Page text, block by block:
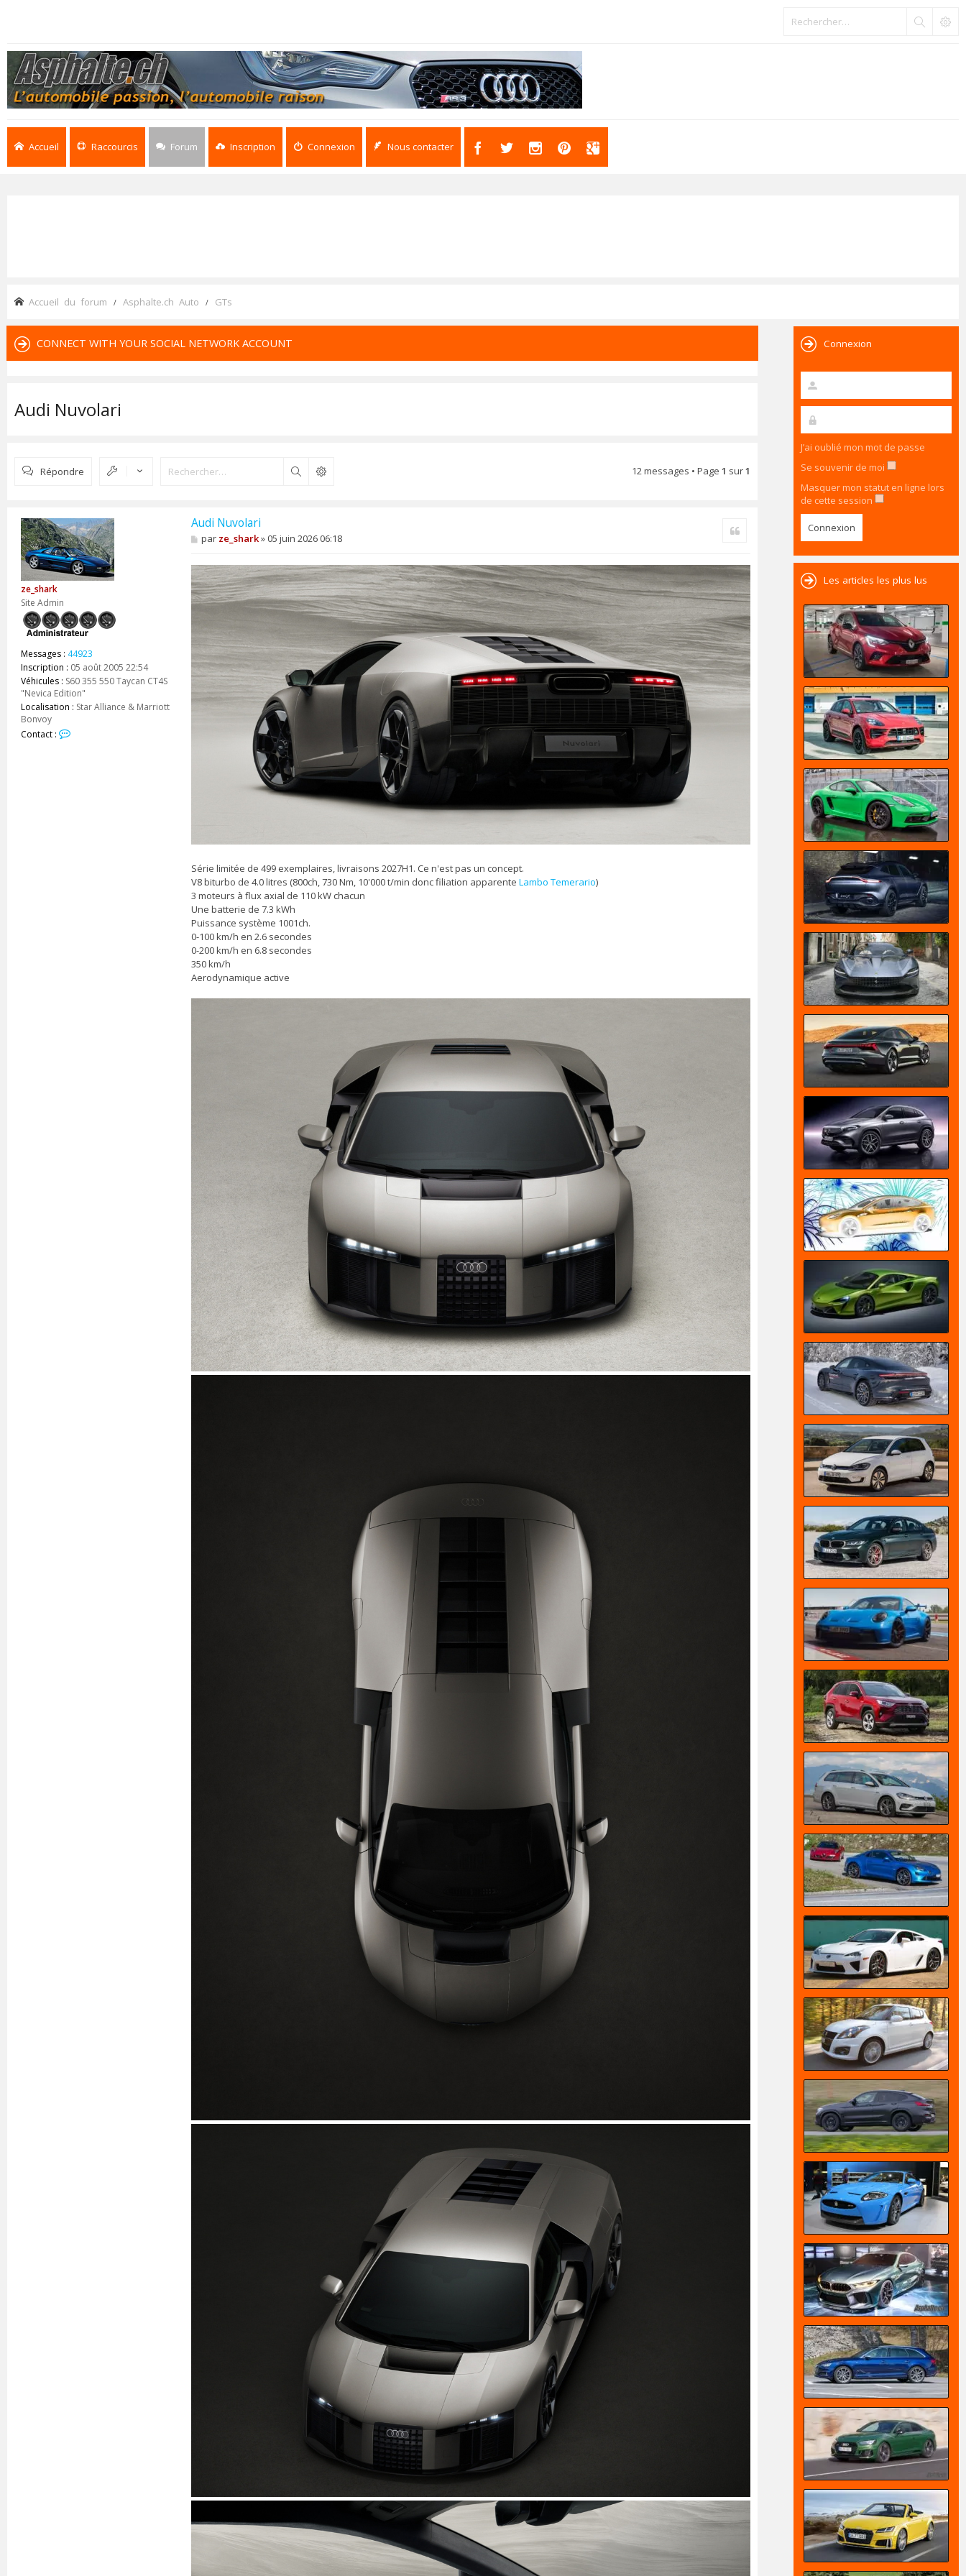
Accueil Raccourcis Forum Inscription Connexion Nous contacter
Accueil du forum Asphalte.ch Auto GTs
CONNECT WITH YOUR SOCIAL NETWORK ACCOUNT
Audi Nuvolari
Répondre Rechercher 12 messages • Page 1 sur1
ze_shark
Site Admin
Messages : 44923
Inscription : 05 août 2005 22:54
Véhicules : S60 355 550 Taycan CT4S
"Nevica Edition"
Localisation : Star Alliance & Marriott
Bonvoy
Contact :
Audi Nuvolari
M
e
s
a
g
e
par ze_shark»05 juin 2026 06:18
Série limitée de 499 exemplaires, livraisons 2027H1. Ce n'est pas un concept.
V8 biturbo de 4.0 litres (800ch, 730 Nm, 10'000 t/min donc filiation apparente Lambo Temerario)
3 moteurs à flux axial de 110 kW chacun
Une batterie de 7.3 kWh
Puissance système 1001ch.
0-100 km/h en 2.6 secondes
0-200 km/h en 6.8 secondes
350 km/h
Aerodynamique active
Connexion
J’ai oublié mon mot de passe
Se souvenir de moi
Masquer mon statut en ligne lors
de cette session
Les articles les plus lus